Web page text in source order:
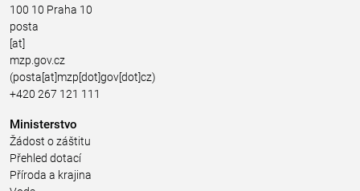
100 10 Praha 10
posta
[at]
mzp.gov.cz
(posta[at]mzp[dot]gov[dot]cz)
+420 267 121 111
Ministerstvo
Žádost o záštitu
Přehled dotací
Příroda a krajina